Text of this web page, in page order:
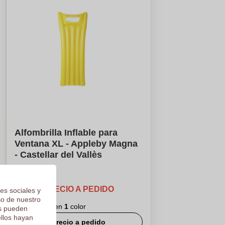
Alfombrilla Inflable para
Ventana XL - Appleby Magna
- Castellar del Vallès
PRECIO A PEDIDO
Logotipo en 1 color
Precio a pedido
sociales y
de nuestro
pueden
hayan